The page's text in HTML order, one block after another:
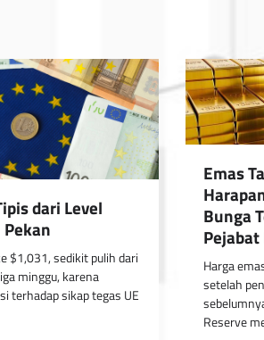
dari Level
$1,031, sedikit pulih dari
minggu, karena
terhadap sikap tegas UE
Emas
Bunga
Pejabat
Harga
setelah
Reserve